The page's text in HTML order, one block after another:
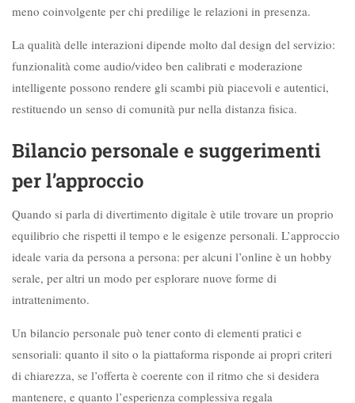
meno coinvolgente per chi predilige le relazioni in presenza.
La qualità delle interazioni dipende molto dal design del servizio:
funzionalità come audio/video ben calibrati e moderazione
intelligente possono rendere gli scambi più piacevoli e autentici,
restituendo un senso di comunità pur nella distanza fisica.
Bilancio personale e suggerimenti
per l’approccio
Quando si parla di divertimento digitale è utile trovare un proprio
equilibrio che rispetti il tempo e le esigenze personali. L’approccio
ideale varia da persona a persona: per alcuni l’online è un hobby
serale, per altri un modo per esplorare nuove forme di
intrattenimento.
Un bilancio personale può tener conto di elementi pratici e
sensoriali: quanto il sito o la piattaforma risponde ai propri criteri
di chiarezza, se l’offerta è coerente con il ritmo che si desidera
mantenere, e quanto l’esperienza complessiva regala